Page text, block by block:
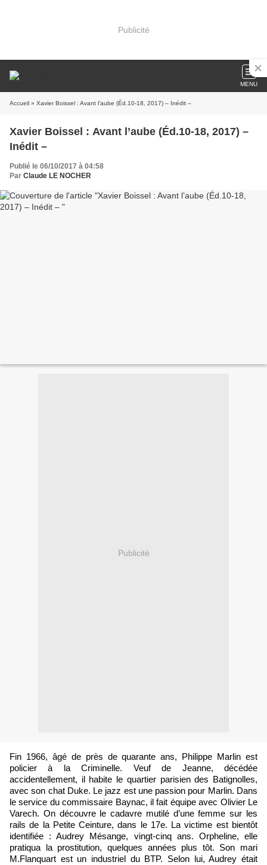
Publicité
MENU
Accueil » Xavier Boissel : Avant l’aube (Éd.10-18, 2017) – Inédit –
Xavier Boissel : Avant l’aube (Éd.10-18, 2017) –
Inédit –
Publié le 06/10/2017 à 04:58
Par Claude LE NOCHER
Publicité
Fin 1966, âgé de près de quarante ans, Philippe Marlin est
policier à la Criminelle. Veuf de Jeanne, décédée
accidentellement, il habite le quartier parisien des Batignolles,
avec son chat Duke. Le jazz est une passion pour Marlin. Dans
le service du commissaire Baynac, il fait équipe avec Olivier Le
Varech. On découvre le cadavre mutilé d’une femme sur les
rails de la Petite Ceinture, dans le 17e. La victime est bientôt
identifiée : Audrey Mésange, vingt-cinq ans. Orpheline, elle
pratiqua la prostitution, quelques années plus tôt. Son mari
M.Flanquart est un industriel du BTP. Selon lui, Audrey était